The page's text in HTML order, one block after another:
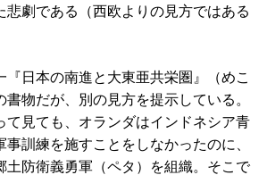
悲劇である（西欧よりの見方ではある
日本の南進と大東亜共栄圏』（めこ
書物だが、別の見方を提示している。
て見ても、オランダはインドネシア青
訓練を施すことをしなかったのに、
土防衛義勇軍（ペタ）を組織。そこで